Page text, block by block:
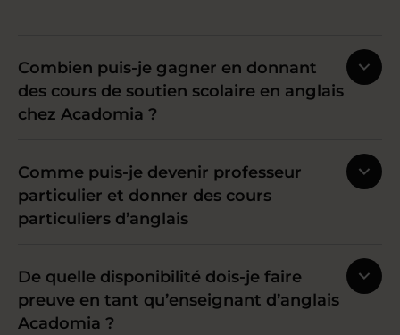
Combien puis-je gagner en donnant
des cours de soutien scolaire en anglais
chez Acadomia ?
Comme puis-je devenir professeur
particulier et donner des cours
particuliers d’anglais
De quelle disponibilité dois-je faire
preuve en tant qu’enseignant d’anglais
Acadomia ?